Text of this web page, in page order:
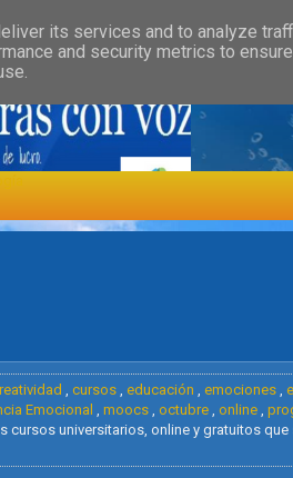
» FEATURED HEALTH »
, cursos , educación , emociones ,
Emocional , moocs , octubre , online ,
cursos universitarios, online y gratuitos que
its services and to analyze
and security metrics to